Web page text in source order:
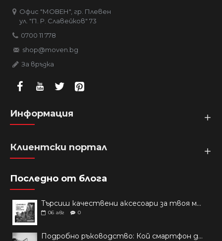
Офис "МОВЕН", гр. Плевен
ул. "П. Р. Славейков" 73
0700 11 778
shop@moven.bg
За връзка
Информация
Клиентски портал
Последно от блога
Търсиш качествени аксесоари за твоя модел? Как правилно да защитим новия си смартфон: Ръководство за аксесоари през 2026 г.
06 авг 0
Подробно ръководство: Кой смартфон да купиш през 2026 г.?